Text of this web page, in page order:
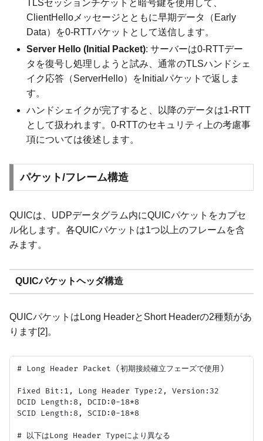
TLSセッションチケットと暗号鍵を使用して、
ClientHelloメッセージとともに早期データ（Early
Data）を0-RTTパケットとして送信します。
Server Hello (Initial Packet): サーバーは0-RTTデー
タを復号し処理しようと試み、通常のTLSハンドシェ
イク応答（ServerHello）をInitialパケットで返しま
す。
ハンドシェイクが完了すると、以降のデータは1-RTT
として扱われます。0-RTTのセキュリティ上の考慮事
項については後述します。
パケット/フレーム構造
QUICは、UDPデータグラム内にQUICパケットをカプセ
ル化します。各QUICパケットは1つ以上のフレームを含
みます。
QUICパケットヘッダ構造
QUICパケットはLong HeaderとShort Headerの2種類があ
ります[2]。
# Long Header Packet (初期接続確立フェーズで使用)
Fixed Bit:1, Long Header Type:2, Version:32
DCID Length:8, DCID:0-18*8
SCID Length:8, SCID:0-18*8
# 以下はLong Header Typeにより異なる